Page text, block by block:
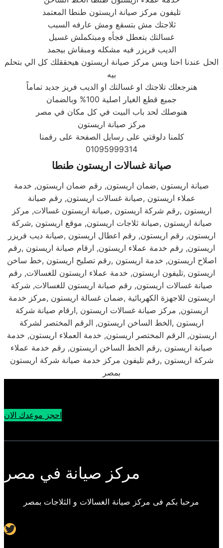
تليفون مركز صيانة اريستون طنطا المعتمد
ثلاجتك مش بتسقع ومش عارفه السبب
غسالتك بتعطل فجأه ومبتكملش غسيل
الديب فريزر فيه مشكله ومبقاش بيجمد
الحل عندنا احنا وبس مركز صيانة اريستون هيحققلك كل الي بتحلم
بيه
هنرجعلك تلاجتك او غسالتك او الديب فريز جديد تماماً
جميع قطع الغيار اصلية 100% وبالضمان
هنوصلك لحد باب البيت في كل مكان في مصر
مركز صيانة اريستون
كلمنا دلوقتي على رسايل الصفحة على رقمنا
صيانة غسالات اريستون طنطا
صيانة اريستون ,ضمان اريستون, رقم ضمان اريستون, خدمة
عملاء اريستون ,صيانة غسالات اريستون, رقم صيانة
اريستون ,رقم شركة اريستون ,صيانة اريستون غسالات, مركز
صيانة اريستون ,صيانة ثلاجات اريستون, موقع اريستون ,شركة
اريستون, رقم اريستون, رقم اعطال اريستون ,صيانة ديب فريزر
اريستون, رقم خدمة عملاء اريستون, ارقام صيانة اريستون ,رقم
اصلاح اريستون, خدمة اريستون ,رقم تصليح اريستون ,خط ساخن
اريستون ,تليفون اريستون, خدمة عملاء اريستون للغسالات, رقم
صيانة غسالات اريستون, رقم صيانة اريستون للغسالات, شركة
اريستون للاجهزة الكهربائية ,ضمان غسالة اريستون ,مركز خدمة
اريستون, مركز صيانة غسالات اريستون ,ارقام صيانة شركة
اريستون ,الخط الساخن اريستون, الرقم المختصر لشركة
اريستون, الرقم المختصر اريستون, خدمة العملاء اريستون, خدمة
صيانة اريستون ,رقم الخط الساخن اريستون, رقم خدمة عملاء
شركة اريستون ,رقم تليفون مركز خدمة صيانة شركة اريستون
بمصر
احجز موعدك الان
مركز صيانة في مصر
مرحبا بكم فى مركز صيانة الغسالات و الثلاجات بمصر
Twitter